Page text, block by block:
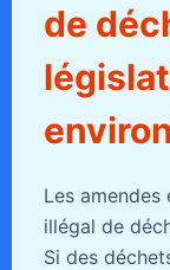
de
Les
illégal de
Si des